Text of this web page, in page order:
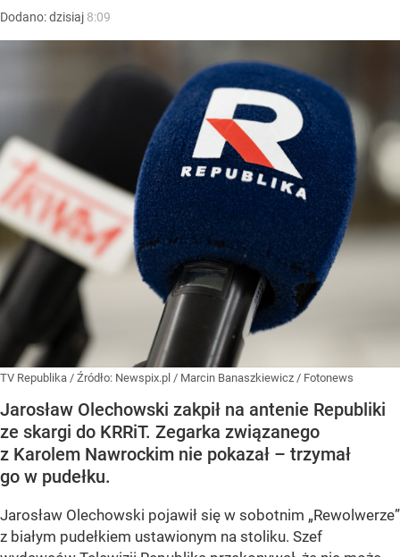
Dodano:dzisiaj 8:09
TV Republika / Źródło: Newspix.pl / Marcin Banaszkiewicz / Fotonews
Jarosław Olechowski zakpił na antenie Republiki
ze skargi do KRRiT. Zegarka związanego
z Karolem Nawrockim nie pokazał – trzymał
go w pudełku.
Jarosław Olechowski pojawił się w sobotnim „Rewolwerze”
z białym pudełkiem ustawionym na stoliku. Szef